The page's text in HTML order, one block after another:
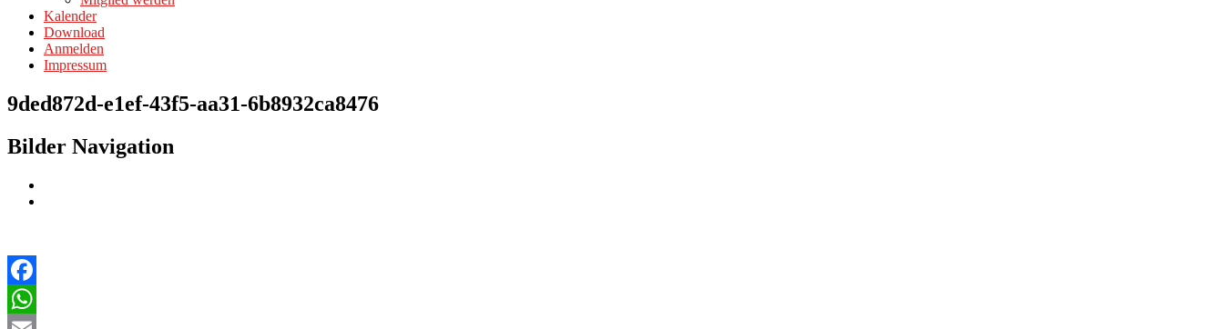
Kalender
Download
Anmelden
Impressum
9ded872d-e1ef-43f5-aa31-6b8932ca8476
Bilder Navigation
Facebook